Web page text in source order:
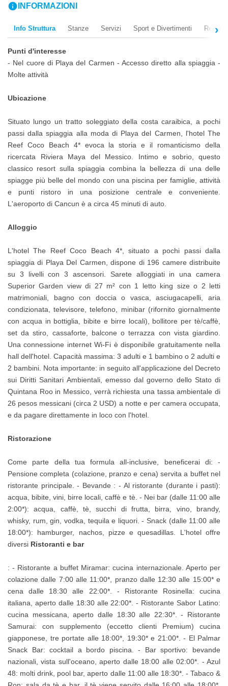
info INFORMAZIONI
Info Struttura Stanze Servizi Sport e Divertimenti
Punti d'interesse
- Nel cuore di Playa del Carmen - Accesso diretto alla spiaggia -
Molte attività
Ubicazione
Situato lungo un tratto soleggiato della costa caraibica, a pochi
passi dalla spiaggia alla moda di Playa del Carmen, l'hotel The
Reef Coco Beach 4* evoca la storia e il romanticismo della
ricercata Riviera Maya del Messico. Intimo e sobrio, questo
classico resort sulla spiaggia combina la bellezza di una delle
spiagge più belle del mondo con una piscina per famiglie, attività
e punti ristoro in una posizione centrale e conveniente.
L'aeroporto di Cancun è a circa 45 minuti di auto.
Alloggio
L'hotel The Reef Coco Beach 4*, situato a pochi passi dalla
spiaggia di Playa Del Carmen, dispone di 196 camere distribuite
su 3 livelli con 3 ascensori. Sarete alloggiati in una camera
Superior Garden view di 27 m² con 1 letto king size o 2 letti
matrimoniali, bagno con doccia o vasca, asciugacapelli, aria
condizionata, televisore, telefono, minibar (rifornito giornalmente
con acqua in bottiglia, bibite e birre locali), bollitore per tè/caffè,
set da stiro, cassaforte, balcone o terrazza con vista giardino.
Una connessione internet Wi-Fi è disponibile gratuitamente nella
hall dell'hotel. Capacità massima: 3 adulti e 1 bambino o 2 adulti e
2 bambini. Nota importante: in seguito all'applicazione del Decreto
sui Diritti Sanitari Ambientali, emesso dal governo dello Stato di
Quintana Roo in Messico, verrà richiesta una tassa ambientale di
26 pesos messicani (circa 2 USD) a notte e per camera occupata,
e da pagare direttamente in loco con l'hotel.
Ristorazione
Come parte della tua formula all-inclusive, beneficerai di: -
Pensione completa (colazione, pranzo e cena) servita a buffet nel
ristorante principale. - Bevande : - Al ristorante (durante i pasti):
acqua, bibite, vini, birre locali, caffè e tè. - Nei bar (dalle 11:00 alle
2:00*): acqua, caffè, tè, succhi di frutta, birra, vino, brandy,
whisky, rum, gin, vodka, tequila e liquori. - Snack (dalle 11:00 alle
18:00*): hamburger, nachos, pizze e quesadillas. L'hotel offre
diversi Ristoranti e bar
: - Ristorante a buffet Miramar: cucina internazionale. Aperto per
colazione dalle 7:00 alle 11:00*, pranzo dalle 12:30 alle 15:00* e
cena dalle 18:30 alle 22:00*. - Ristorante Rosinella: cucina
italiana, aperto dalle 18:30 alle 22:00*. - Ristorante Sabor Latino:
cucina messicana, aperto dalle 18:30 alle 22:30*. - Ristorante
Samurai: con supplemento (eccetto clienti Premium) cucina
giapponese, tre portate alle 18:00*, 19:30* e 21:00*. - El Palmar
Snack Bar: cocktail a bordo piscina. - Bar sportivo: bevande
nazionali, vista sull'oceano, aperto dalle 18:00 alle 02:00*. - Azul
48: molti drink, pool bar, aperto dalle 11:00 alle 18:30*. - Tabaco &